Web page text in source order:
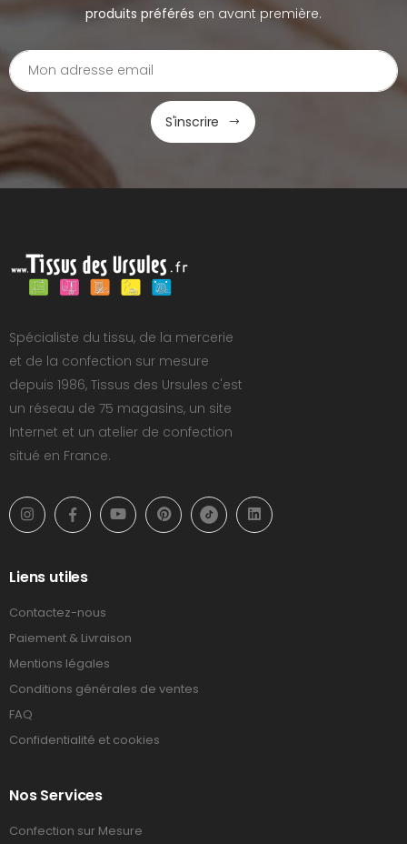
produits préférés en avant première.
S'inscrire
Spécialiste du tissu, de la mercerie
et de la confection sur mesure
depuis 1986, Tissus des Ursules c'est
un réseau de 75 magasins, un site
Internet et un atelier de confection
situé en France.
Liens utiles
Contactez-nous
Paiement & Livraison
Mentions légales
Conditions générales de ventes
FAQ
Confidentialité et cookies
Nos Services
Confection sur Mesure